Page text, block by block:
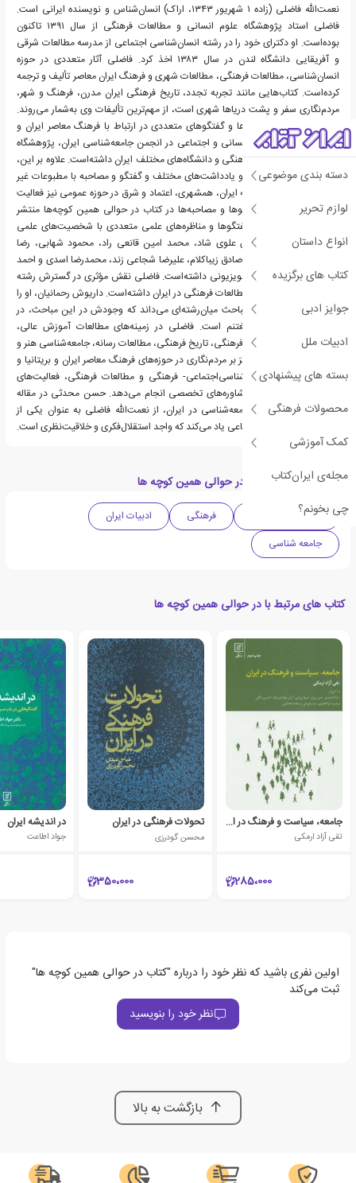
دسته بندی موضوعی
لوازم تحریر
انواع داستان
کتاب های برگزیده
جوایز ادبی
ادبیات ملل
بسته های پیشنهادی
محصولات فرهنگی
کمک آموزشی
مجله‌ی ایران‌کتاب
چی بخونم؟
نعمت‌الله فاضلی (زاده ۱ شهریور ۱۳۴۳، اراک) انسان‌شناس و نویسنده ایرانی است.
فاضلی استاد پژوهشگاه علوم انسانی و مطالعات فرهنگی از سال ۱۳۹۱ تاکنون
بوده‌است. او دکترای خود را در رشته انسان‌شناسی اجتماعی از مدرسه مطالعات شرقی
و آفریقایی دانشگاه لندن در سال ۱۳۸۳ اخذ کرد. فاضلی آثار متعددی در حوزه
انسان‌شناسی، مطالعات فرهنگی، مطالعات شهری و فرهنگ ایران معاصر تألیف و ترجمه
کرده‌است. کتاب‌هایی مانند تجربه تجدد، تاریخ فرهنگی ایران مدرن، فرهنگ و شهر،
مردم‌نگاری سفر و پشت دریاها شهری است، از مهم‌ترین تألیفات وی به‌شمار می‌روند.
وی سخنرانی‌ها، نشست‌ها و گفتگوهای متعددی در ارتباط با فرهنگ معاصر ایران و
موضوعات مختلف علوم‌انسانی و اجتماعی در انجمن جامعه‌شناسی ایران، پژوهشگاه
علوم‌انسانی و مطالعات‌فرهنگی و دانشگاه‌های مختلف ایران داشته‌است. علاوه بر این،
فاضلی با نوشتن مقالات و یادداشت‌های مختلف و گفتگو و مصاحبه با مطبوعات غیر
دانشگاهی از جمله روزنامه ایران، همشهری، اعتماد و شرق در حوزه عمومی نیز فعالیت
دارد. بخشی از این گفتگوها و مصاحبه‌ها در کتاب در حوالی همین کوچه‌ها منتشر
شده‌است. او همچنین گفتگوها و مناظره‌های علمی متعددی با شخصیت‌های علمی
ایران از جمله دکتر عباس علوی شاد، محمد امین قانعی راد، محمود شهابی، رضا
داوری، علی اصغر مصلح، صادق زیباکلام، علیرضا شجاعی زند، محمدرضا اسدی و احمد
آکوچکیان در برنامه‌های تلویزیونی داشته‌است. فاضلی نقش مؤثری در گسترش رشته
انسان‌شناسی فرهنگی و مطالعات فرهنگی در ایران داشته‌است. داریوش رحمانیان، او را
دانشمندی تمام عیار در مباحث میان‌رشته‌ای می‌داند که وجودش در این مباحث، در
فضای آکادمیک کشور مغتنم است. فاضلی در زمینه‌های مطالعات آموزش عالی،
مطالعات شهری، سیاست فرهنگی، تاریخ فرهنگی، مطالعات رسانه، جامعه‌شناسی هنر و
ادبیات، مردم‌نگاری با تمرکز بر مردم‌نگاری در حوزه‌های فرهنگ معاصر ایران و بریتانیا و
همچنین آموزش انسان‌شناسی‌اجتماعی- فرهنگی و مطالعات فرهنگی، فعالیت‌های
آموزشی و پژوهشی و مشاوره‌های تخصصی انجام می‌دهد. حسن محدثی در مقاله
خود دربارهٔ نظریه‌های جامعه‌شناسی در ایران، از نعمت‌الله فاضلی به عنوان یکی از
معدود استادان علوم اجتماعی یاد می‌کند که واجد استقلال‌فکری و خلاقیت‌نظری است.
دسته بندی های کتاب در حوالی همین کوچه ها
ادبیات واقع گرایانه فرهنگی
ادبیات ایران
جامعه شناسی
کتاب های مرتبط با در حوالی همین کوچه ها
جامعه، سیاست و فرهنگ در ایران
تقی آزاد ارمکی
285،000
تحولات فرهنگی در ایران
محسن گودرزی
350،000
در اندیشه ایران
جواد اطاعت
اولین نفری باشید که نظر خود را درباره "کتاب در حوالی همین کوچه ها"
ثبت می‌کند
نظر خود را بنویسید
بازگشت به بالا